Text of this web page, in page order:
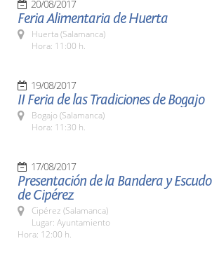
20/08/2017
Feria Alimentaria de Huerta
Huerta (Salamanca)
Hora: 11:00 h.
19/08/2017
II Feria de las Tradiciones de Bogajo
Bogajo (Salamanca)
Hora: 11:30 h.
17/08/2017
Presentación de la Bandera y Escudo
de Cipérez
Cipérez (Salamanca)
Lugar: Ayuntamiento
Hora: 12:00 h.